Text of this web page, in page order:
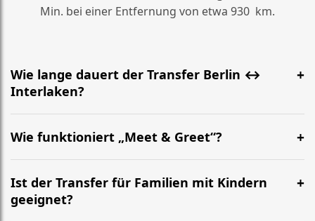
Min. bei einer Entfernung von etwa 930 km.
Wie lange dauert der Transfer Berlin ↔
Interlaken?
Meist etwa 9 Std. 45 Min. Die genaue Zeit hängt von
Verkehr und Abholort ab. Die Strecke beträgt ca. 930
Wie funktioniert „Meet & Greet“?
Der Fahrer wartet am vereinbarten Treffpunkt (z. B.
BER oder Bahnhof) mit Namensschild, hilft mit Gepäck
und begleitet Sie zum Minivan.
Ist der Transfer für Familien mit Kindern
geeignet?